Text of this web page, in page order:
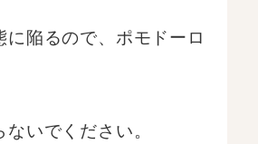
に陥るので、ポモドーロ
いでください。